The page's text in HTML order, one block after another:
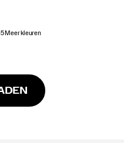
Meer kleuren